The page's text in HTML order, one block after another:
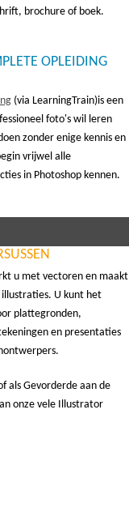
brochure of boek.
OPLEIDING
(via LearningTrain)is een
foto's wil leren
zonder enige kennis en
vrijwel alle
in Photoshop kennen.
u met vectoren en maakt
U kunt het
plattegronden,
en presentaties
als Gevorderde aan de
onze vele Illustrator